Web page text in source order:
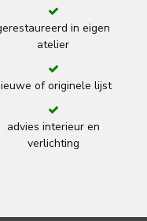
in eigen
atelier
of originele lijst
advies interieur en
verlichting